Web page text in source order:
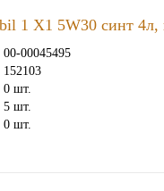
1 X1 5W30 синт
00-00045495
152103
0 шт.
5 шт.
0 шт.